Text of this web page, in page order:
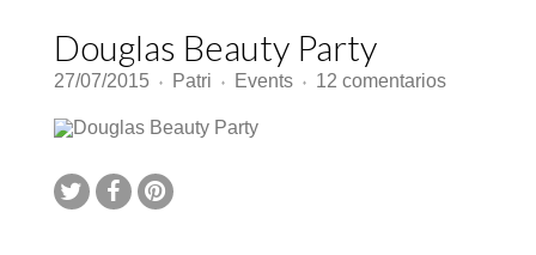
Douglas Beauty Party
27/07/2015 ♦ Patri ♦ Events ♦ 12 comentariosen